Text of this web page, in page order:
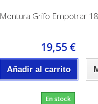
Montura Grifo Empotrar
19,55 €
Añadir al carrito
En stock